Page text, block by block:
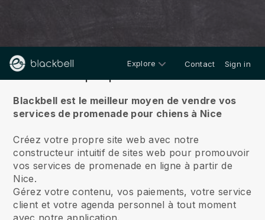
Explore Contact Sign in
Blackbell est le meilleur moyen de vendre vos
services de promenade pour chiens à Nice
Créez votre propre site web avec notre
constructeur intuitif de sites web pour promouvoir
vos services de promenade en ligne à partir de
Nice.
Gérez votre contenu, vos paiements, votre service
client et votre agenda personnel à tout moment
avec notre application.